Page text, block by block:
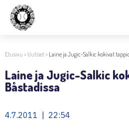
Etusivu > Uutiset> Laine ja Jugic-Salkic kokivat
Laine ja Jugic-Salkic
Båstadissa
4.7.2011 | 22:54